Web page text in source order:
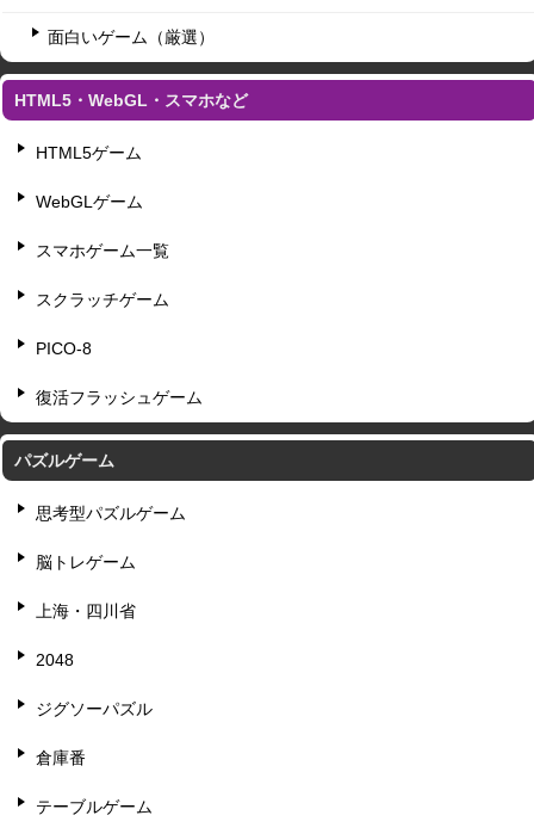
面白いゲーム（厳選）
HTML5・WebGL・スマホなど
HTML5ゲーム
WebGLゲーム
スマホゲーム一覧
スクラッチゲーム
PICO-8
復活フラッシュゲーム
パズルゲーム
思考型パズルゲーム
脳トレゲーム
上海・四川省
2048
ジグソーパズル
倉庫番
テーブルゲーム